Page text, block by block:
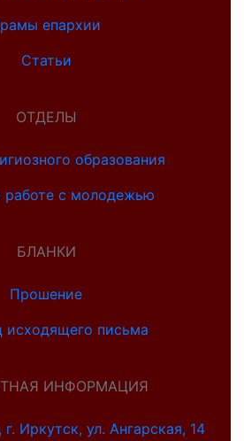
епархии
Статьи
ОТДЕЛЫ
образования
работе с молодежью
БЛАНКИ
Прошение
исходящего письма
ИНФОРМАЦИЯ
Иркутск, ул. Ангарская, 14